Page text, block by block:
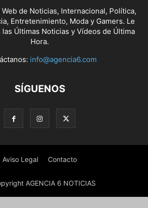
Web de Noticias, Internacional, Política,
Entretenimiento, Moda y Gamers. Le
Últimas Noticias y Vídeos de Última
Hora.
info@agencia6.com
SÍGUENOS
Aviso Legal Contacto
AGENCIA 6 NOTICIAS